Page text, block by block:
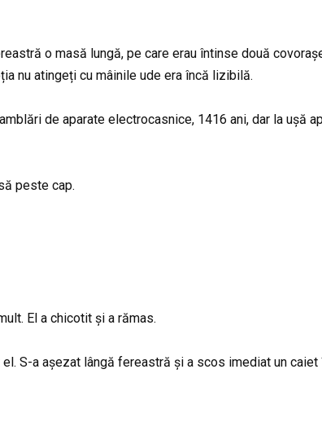
o masă lungă, pe care erau întinse două
nu atingeți cu mâinile ude era încă lizibilă.
de aparate electrocasnice, 1416 ani, dar la ușă
peste cap.
El a chicotit și a rămas.
S-a așezat lângă fereastră și a scos imediat un